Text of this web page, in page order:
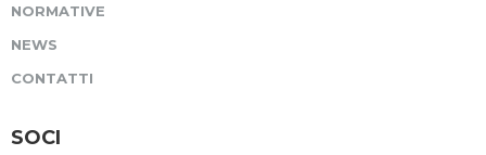
NORMATIVE
NEWS
CONTATTI
SOCI